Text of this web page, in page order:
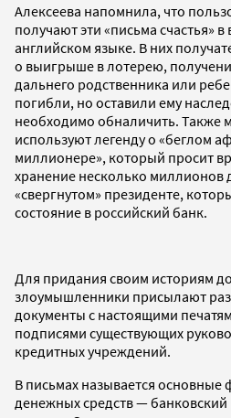
Алексеева напомнила, что
получают эти «письма счастья»
английском языке. В них
о выигрыше в лотерею,
дальнего родственника или
погибли, но оставили ему
необходимо обналичить. Также
используют легенду о «беглом
миллионере», который просит
хранение несколько
«свергнутом» президенте,
состояние в российский банк.
Для придания своим историям
злоумышленники присылают
документы с настоящими
подписями существующих
кредитных учреждений.
В письмах называется
денежных средств —